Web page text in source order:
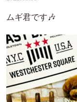
ムギ君です🎶